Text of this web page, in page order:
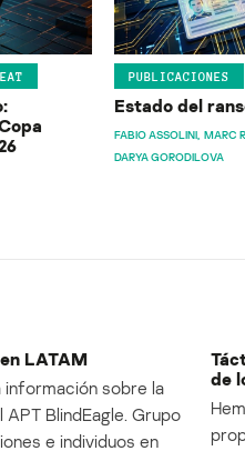
PUBLICACIONES
Estado del
FABIO ASSOLINI MARC
DARYA GORODILOVA
LATAM
sobre la
BlindEagle. Grupo
e individuos en
de